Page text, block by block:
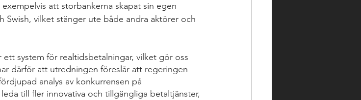
att storbankerna skapat sin egen
Swish, vilket stänger ute både andra aktörer och
system för realtidsbetalningar, vilket gör oss
därför att utredningen föreslår att regeringen
analys av konkurrensen på
till fler innovativa och tillgängliga betaltjänster,